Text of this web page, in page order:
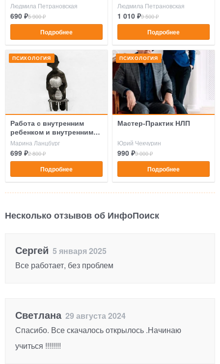
Людмила Петрановская
690 ₽5 900 ₽
Подробнее
Людмила Петрановская
1 010 ₽9 500 ₽
Подробнее
ПСИХОЛОГИЯ
Работа с внутренним
ребенком и внутренним
критиком
Марина Ланцбург
699 ₽2 800 ₽
Подробнее
ПСИХОЛОГИЯ
Мастер-Практик НЛП
Юрий Чекчурин
990 ₽9 000 ₽
Подробнее
Несколько отзывов об ИнфоПоиск
Сергей 5 января 2025
Все работает, без проблем
Светлана29 августа 2024
Спасибо. Все скачалось открылось .Начинаю
учиться !!!!!!!!